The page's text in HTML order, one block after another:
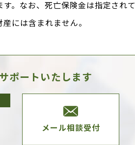
。なお、死亡保険金は指定されて
には含まれません。
ポートいたします
メール相談受付